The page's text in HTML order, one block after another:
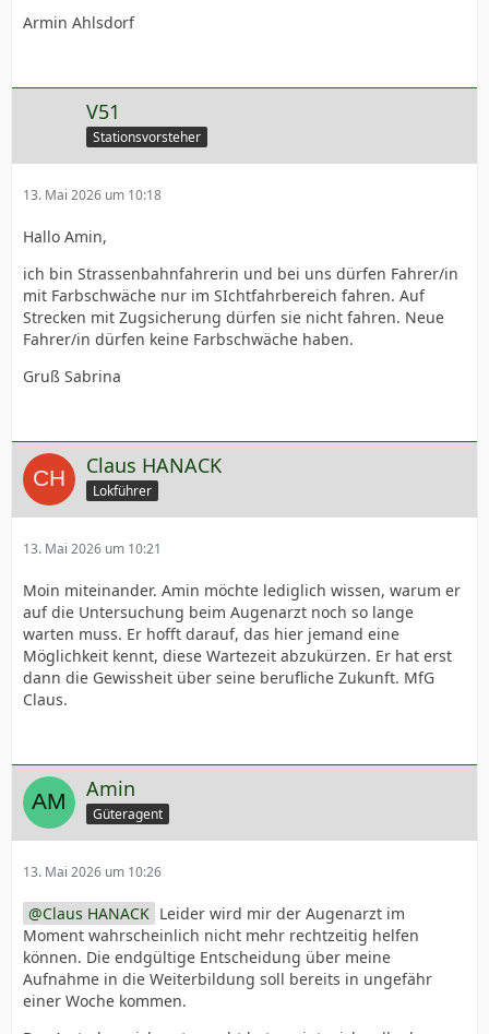
Armin Ahlsdorf
V51
Stationsvorsteher
13. Mai 2026 um 10:18
Hallo Amin,
ich bin Strassenbahnfahrerin und bei uns dürfen Fahrer/in
mit Farbschwäche nur im SIchtfahrbereich fahren. Auf
Strecken mit Zugsicherung dürfen sie nicht fahren. Neue
Fahrer/in dürfen keine Farbschwäche haben.
Gruß Sabrina
Claus HANACK
Lokführer
13. Mai 2026 um 10:21
Moin miteinander. Amin möchte lediglich wissen, warum er
auf die Untersuchung beim Augenarzt noch so lange
warten muss. Er hofft darauf, das hier jemand eine
Möglichkeit kennt, diese Wartezeit abzukürzen. Er hat erst
dann die Gewissheit über seine berufliche Zukunft. MfG
Claus.
Amin
Güteragent
13. Mai 2026 um 10:26
Claus HANACK Leider wird mir der Augenarzt im
Moment wahrscheinlich nicht mehr rechtzeitig helfen
können. Die endgültige Entscheidung über meine
Aufnahme in die Weiterbildung soll bereits in ungefähr
einer Woche kommen.